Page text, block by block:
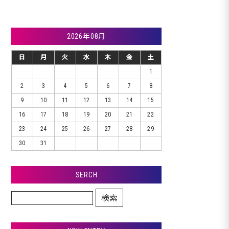
2026年08月
日 月 火 水 木 金
土
1
2
3 4 5 6 7
8
9
10 11 12 13 14
15
16
17 18 19 20 21
22
23
24 25 26 27 28
29
30
31
SERCH
検索